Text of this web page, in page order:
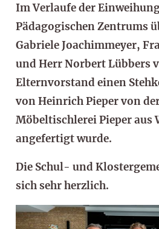
Im Verlaufe der
Pädagogischen Zentrums
Gabriele Joachimmeyer,
und Herr Norbert Lübbers
Elternvorstand einen
von Heinrich Pieper von
Möbeltischlerei Pieper aus
angefertigt wurde.
Die Schul- und
sich sehr herzlich.